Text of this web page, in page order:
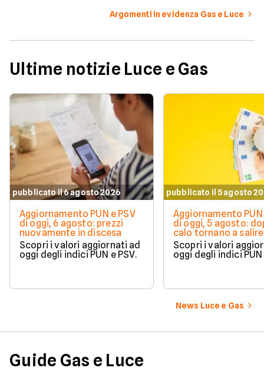
Argomenti in evidenza Gas e Luce
Ultime notizie Luce e Gas
pubblicato il 6 agosto 2026
Aggiornamento PUN e PSV
di oggi, 6 agosto: prezzi
nuovamente in discesa
Scopri i valori aggiornati ad
oggi degli indici PUN e PSV.
pubblicato il 5 agosto
Aggiornamento PUN
di oggi, 5 agosto:
calo tornano a
Scopri i valori
oggi degli indici PUN
News Luce e Gas
Guide Gas e Luce